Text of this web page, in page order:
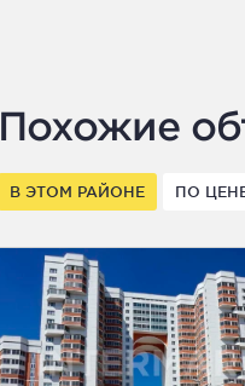
Похожие
В ЭТОМ РАЙОНЕ ПО